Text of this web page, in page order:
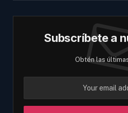
Subscríbete a
Obtén las